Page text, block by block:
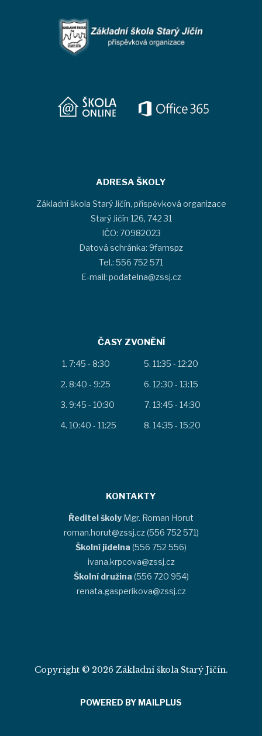
ADRESA ŠKOLY
Základní škola Starý Jičín, příspěvková organizace
Starý Jičín 126, 742 31
IČO: 70982023
Datová schránka: 9famspz
Tel.: 556 752 571
E-mail: podatelna@zssj.cz
ČASY ZVONĚNÍ
7:45 - 8:30
8:40 - 9:25
9:45 - 10:30
10:40 - 11:25
11:35 - 12:20
12:30 - 13:15
13:45 - 14:30
14:35 - 15:20
KONTAKTY
Ředitel školy Mgr. Roman Horut
roman.horut@zssj.cz (556 752 571)
Školní jídelna (556 752 556)
ivana.krpcova@zssj.cz
Školní družina (556 720 954)
renata.gasperikova@zssj.cz
Copyright © 2026 Základní škola Starý Jičín.
POWERED BY MAILPLUS